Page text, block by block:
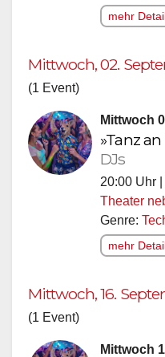
mehr
Mittwoch, 02.
(1 Event)
Mittwoch
»Tanz
DJs
20:00 Uhr |
Theater
Genre:
mehr
Mittwoch, 16.
(1 Event)
Mittwoch